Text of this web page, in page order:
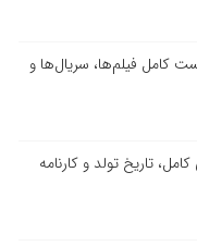
کامل فیلم‌ها، سریال‌ها و
تاریخ تولد و کارنامه